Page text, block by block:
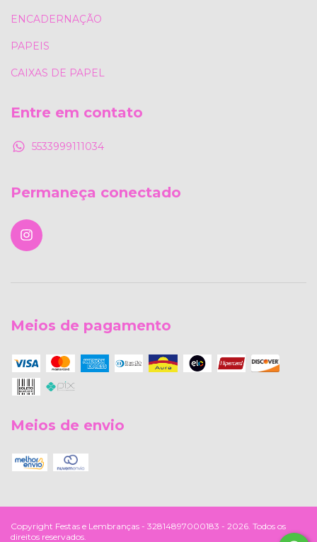
ENCADERNAÇÃO
PAPEIS
CAIXAS DE PAPEL
Entre em contato
5533999111034
Permaneça conectado
Meios de pagamento
Meios de envio
Copyright Festas e Lembranças - 32814897000183 - 2026. Todos os
direitos reservados.